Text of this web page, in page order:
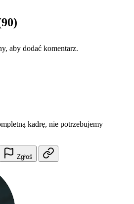
aby dodać komentarz.
kadrę, nie potrzebujemy
Zgłoś